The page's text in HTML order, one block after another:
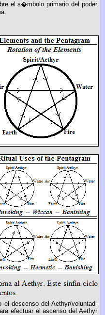
el s�mbolo primario del poder
descenso del Aethyr/voluntad-
efectuar el ascenso del Aethyr